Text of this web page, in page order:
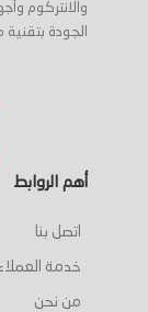
والانتركوم
الجودة
أهم الروابط
اتصل بنا
خدمة
من نحن